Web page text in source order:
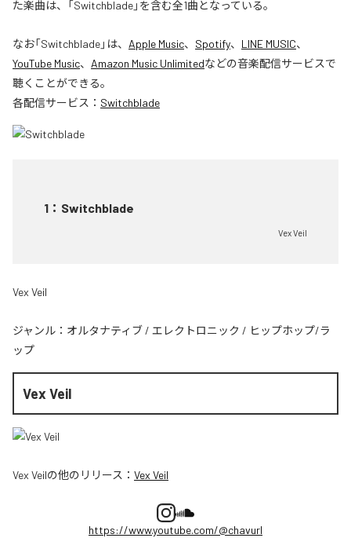
た楽曲は、「Switchblade」を含む全1曲となっている。
なお「Switchblade」は、 Apple Music、 Spotify、 LINE MUSIC、
YouTube Music、 Amazon Music Unlimitedなどの音楽配信サービスで
聴くことができる。
各配信サービス： Switchblade
1 ： Switchblade
Vex Veil
Vex Veil
ジャンル： オルタナティブ / エレクトロニック / ヒップホップ/ラ
ップ
Vex Veil
Vex Veilの他のリリース： Vex Veil
https://www.youtube.com/@chavurl